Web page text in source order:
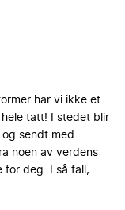
har vi ikke et
tatt! I stedet blir
sendt med
noen av verdens
for deg. I så fall,